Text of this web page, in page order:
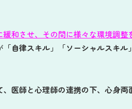
和させ、その間に様々な環境調整
「自律スキル」「ソーシャルスキル」
医師と心理師の連携の下、心身両